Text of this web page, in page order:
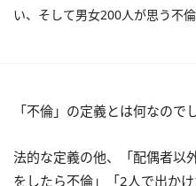
い、そして男女200人が思う不
「不倫」の定義とは何なので
法的な定義の他、「配偶者以
をしたら不倫」「2人で出か